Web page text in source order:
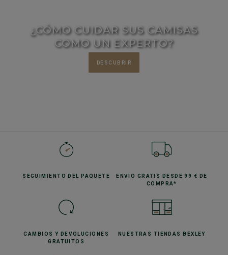
¿CÓMO CUIDAR SUS CAMISAS
COMO UN EXPERTO?
DESCUBRIR
SEGUIMIENTO DEL PAQUETE ENVÍO GRATIS
DESDE 99 € DE
COMPRA*
CAMBIOS Y DEVOLUCIONES
GRATUITOS
NUESTRAS TIENDAS BEXLEY